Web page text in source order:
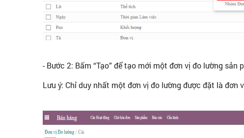
- Bước 2: Bấm “Tạo” để tạo mới một đơn vị đo lường sản
Lưu ý: Chỉ duy nhất một đơn vị đo lường được đặt là đơn